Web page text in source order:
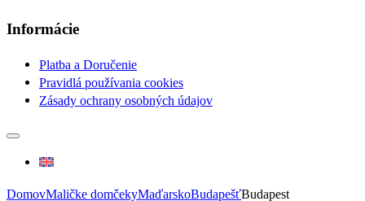
Informácie
Platba a Doručenie
Pravidlá používania cookies
Zásady ochrany osobných údajov
DomovMaličke domčekyMaďarskoBudapešťBudapest